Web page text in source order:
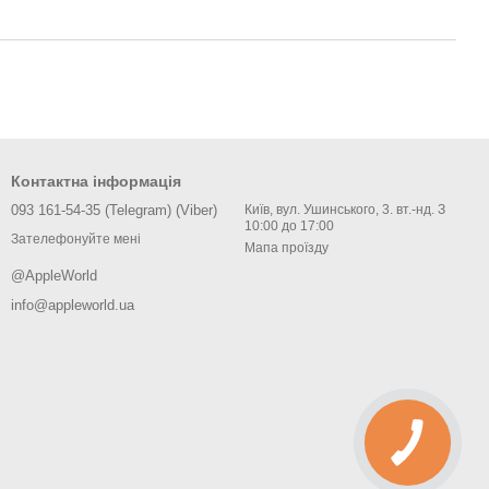
Контактна інформація
093 161-54-35 (Telegram) (Viber)
Зателефонуйте мені
@AppleWorld
info@appleworld.ua
Київ, вул. Ушинського, 3. вт.-нд. З
10:00 до 17:00
Мапа проїзду